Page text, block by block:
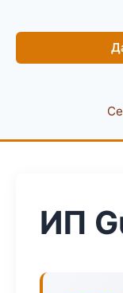
ИП